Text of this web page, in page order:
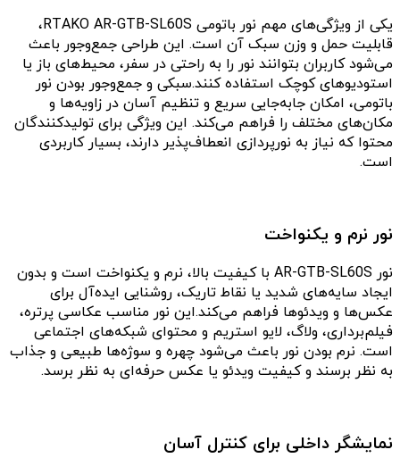
یکی از ویژگی‌های مهم نور باتومی RTAKO AR-GTB-SL60S،
قابلیت حمل و وزن سبک آن است. این طراحی جمع‌وجور باعث
می‌شود کاربران بتوانند نور را به راحتی در سفر، محیط‌های باز یا
استودیوهای کوچک استفاده کنند.سبکی و جمع‌وجور بودن نور
باتومی، امکان جابه‌جایی سریع و تنظیم آسان در زاویه‌ها و
مکان‌های مختلف را فراهم می‌کند. این ویژگی برای تولیدکنندگان
محتوا که نیاز به نورپردازی انعطاف‌پذیر دارند، بسیار کاربردی
است.
نور نرم و یکنواخت
نور AR-GTB-SL60S با کیفیت بالا، نرم و یکنواخت است و بدون
ایجاد سایه‌های شدید یا نقاط تاریک، روشنایی ایده‌آل برای
عکس‌ها و ویدئوها فراهم می‌کند.این نور مناسب عکاسی پرتره،
فیلم‌برداری، ولاگ، لایو استریم و محتوای شبکه‌های اجتماعی
است. نرم بودن نور باعث می‌شود چهره و سوژه‌ها طبیعی و جذاب
به نظر برسند و کیفیت ویدئو یا عکس حرفه‌ای به نظر برسد.
نمایشگر داخلی برای کنترل آسان